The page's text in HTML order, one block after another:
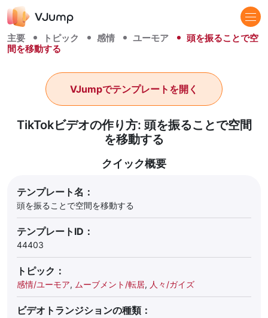
主要 トピック 感情 ユーモア
頭を振ることで空
間を移動する
TikTokビデオの作り方: 頭を振ることで空間
を移動する
VJumpでテンプレートを開く
クイック概要
テンプレート名：
頭を振ることで空間を移動する
テンプレートID：
44403
トピック：
感情/ユーモア, ムーブメント/転居, 人々/ガイズ
ビデオトランジションの種類：